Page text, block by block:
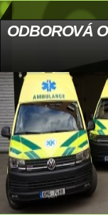
ODBOROVÁ